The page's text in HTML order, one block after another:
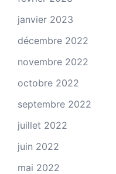
janvier 2023
décembre 2022
novembre 2022
octobre 2022
septembre 2022
juillet 2022
juin 2022
mai 2022